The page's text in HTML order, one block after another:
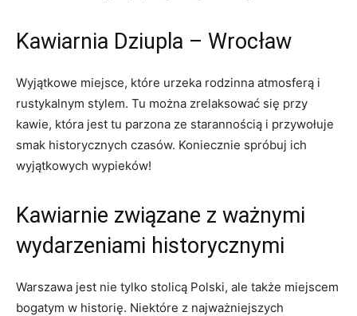
Kawiarnia Dziupla – Wrocław
Wyjątkowe miejsce, które ⁣urzeka rodzinna ⁣atmosferą i
rustykalnym stylem. Tu ⁣można zrelaksować się przy
kawie, ⁤która jest tu parzona ze starannością i przywołuje
smak historycznych czasów. Koniecznie spróbuj ich
wyjątkowych wypieków!
Kawiarnie związane z ważnymi
⁣wydarzeniami historycznymi
Warszawa jest ⁢nie tylko stolicą Polski, ale także miejscem​
bogatym w historię. Niektóre z najważniejszych